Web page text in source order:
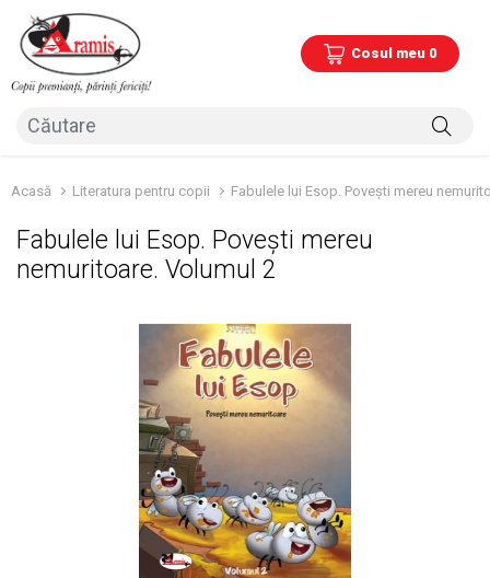
Cosul meu 0
Acasă Literatura pentru copii Fabulele lui Esop. Povești mereu
Fabulele lui Esop. Povești mereu
nemuritoare. Volumul 2